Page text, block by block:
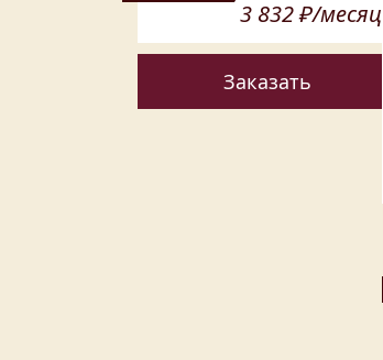
3 832 ₽/месяц
Заказать